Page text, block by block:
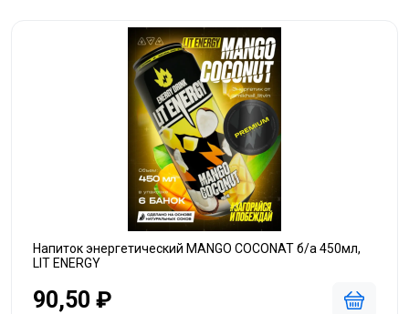
Напиток энергетический MANGO COCONAT б/а 450мл,
LIT ENERGY
90,50 ₽